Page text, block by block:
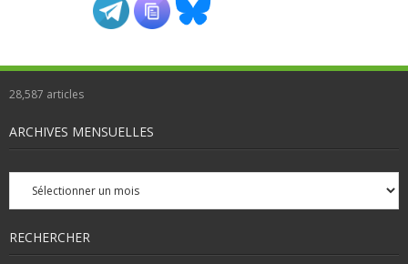
28,587 articles
ARCHIVES MENSUELLES
Archives
mensuelles
RECHERCHER